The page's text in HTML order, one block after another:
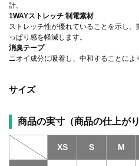
計。
1WAYストレッチ 制電素材
ストレッチ性が優れていることを示し
っぱり感を軽減します。
消臭テープ
ニオイ成分に吸着し、中和することによ
サイズ
商品の実寸（商品の仕上がり
XS S M